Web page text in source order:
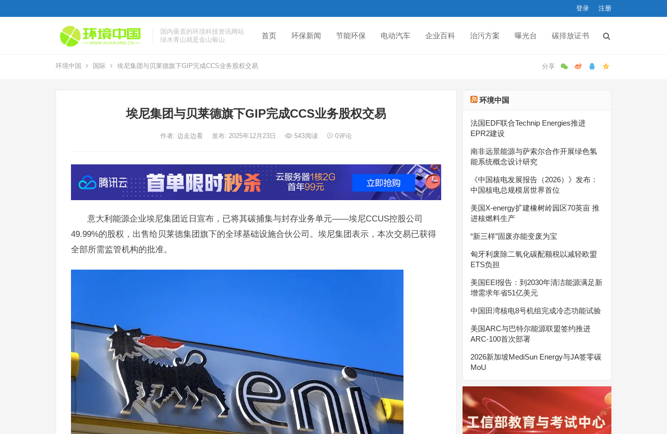
登录 注册
国内垂直的环境科技资讯网站
绿水青山就是金山银山
首页 环保新闻 节能环保 电动汽车 企业百科 治污方案 曝光台 碳排放证书
环境中国 国际 埃尼集团与贝莱德旗下GIP完成CCS业务股权交易
埃尼集团与贝莱德旗下GIP完成CCS业务股权交易
作者: 边走边看 发布: 2025年12月23日 543阅读 0评论
意大利能源企业埃尼集团近日宣布，已将其碳捕集与封存业务单元——埃尼CCUS控股公司
49.99%的股权，出售给贝莱德集团旗下的全球基础设施合伙公司。埃尼集团表示，本次交易已获得
全部所需监管机构的批准。
环境中国
法国EDF联合Technip Energies推进
EPR2建设
南非远景能源与萨索尔合作开展绿色氢
能系统概念设计研究
《中国核电发展报告（2026）》发布：
中国核电总规模居世界首位
美国X-energy扩建橡树岭园区70英亩 推
进核燃料生产
“新三样”固废亦能变废为宝
匈牙利废除二氧化碳配额税以减轻欧盟
ETS负担
美国EEI报告：到2030年清洁能源满足新
增需求年省51亿美元
中国田湾核电8号机组完成冷态功能试验
美国ARC与巴特尔能源联盟签约推进
ARC-100首次部署
2026新加坡MediSun Energy与JA签零碳
MoU